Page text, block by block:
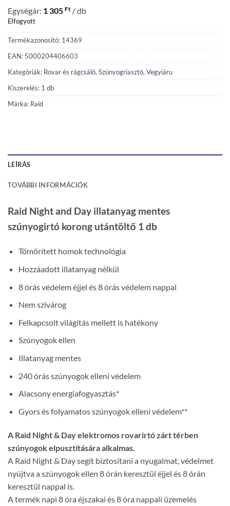
Egységár: 1 305 Ft / db
Elfogyott
Termékazonosító: 14369
EAN: 5000204406603
Kategóriák: Rovar és rágcsáló, Szúnyogriasztó, Vegyiáru
Kiszerelés: 1 db
Márka: Raid
LEÍRÁS
TOVÁBBI INFORMÁCIÓK
Raid Night and Day illatanyag mentes
szúnyogirtó korong utántöltő 1 db
Tömörített homok technológia
Hozzáadott illatanyag nélkül
8 órás védelem éjjel és 8 órás védelem nappal
Nem szivárog
Felkapcsolt világítás mellett is hatékony
Szúnyogok ellen
Illatanyag mentes
240 órás szúnyogok elleni védelem
Alacsony energiafogyasztás*
Gyors és folyamatos szúnyogok elleni védelem**
A Raid Night & Day elektromos rovarirtó zárt térben
szúnyogok elpusztítására alkalmas.
A Raid Night & Day segít biztosítani a nyugalmat, védelmet
nyújtva a szúnyogok ellen 8 órán keresztül éjjel és 8 órán
keresztül nappal is.
A termék napi 8 óra éjszakai és 8 óra nappali üzemelés